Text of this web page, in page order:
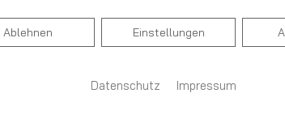
Einstellungen
Ablehnen
Ablehnen
Datenschutz Impressum